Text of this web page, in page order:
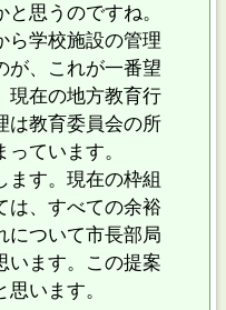
思うのですね。
学校施設の管理
が、これが一番望
現在の地方教育行
は教育委員会の所
ています。
す。現在の枠組
は、すべての余裕
について市長部局
います。この提案
います。